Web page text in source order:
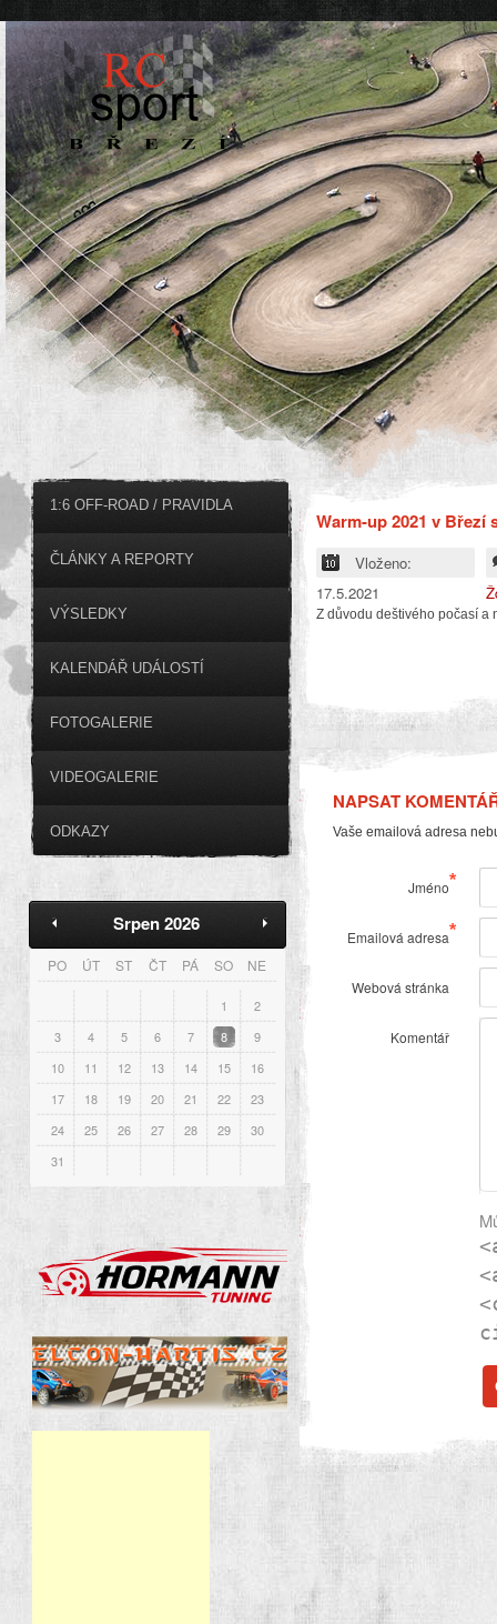
Warm-up 2021 v Březí
Vloženo:
17.5.2021
Z důvodu deštivého počasí a
NAPSAT
Vaše emailová adresa
Jméno*
Emailová adresa*
Webová stránka
Komentář
1:6 OFF-ROAD / PRAVIDLA
ČLÁNKY A REPORTY
VÝSLEDKY
KALENDÁŘ UDÁLOSTÍ
FOTOGALERIE
VIDEOGALERIE
ODKAZY
Srpen 2026
PO ÚT ST ČT PÁ SO NE
1
2
3
4 5 6 7 8
9
10
11 12 13 14 15
16
17
18 19 20 21 22
23
24
25 26 27 28 29
30
31